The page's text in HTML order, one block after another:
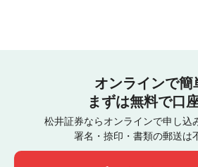
オンラインで簡
まずは無料で口
松井証券ならオンラインで申し込
署名・捺印・書類の郵送は